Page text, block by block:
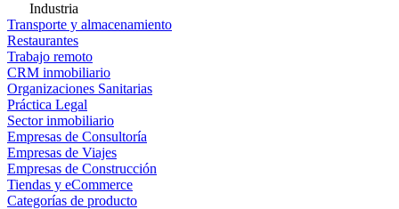
Industria
Transporte y almacenamiento
Restaurantes
Trabajo remoto
CRM inmobiliario
Organizaciones Sanitarias
Práctica Legal
Sector inmobiliario
Empresas de Consultoría
Empresas de Viajes
Empresas de Construcción
Tiendas y eCommerce
Categorías de producto